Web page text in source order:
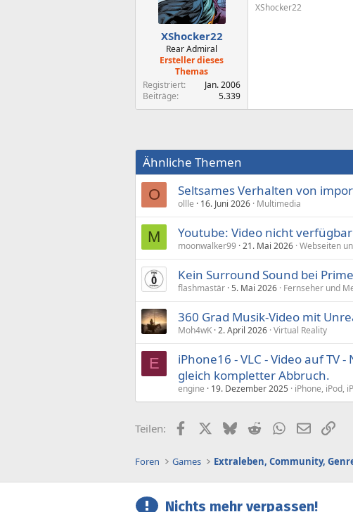
XShocker22
Rear Admiral
Ersteller dieses
Themas
Registriert
Jan. 2006
Beiträge
5.339
XShocker22
Ähnliche Themen
O Seltsames Verhalten von
ollle 16. Juni 2026 Multimedia
M Youtube: Video nicht verfügbar
moonwalker99 21. Mai 2026 Webseiten
Kein Surround Sound bei
flashmastär 5. Mai 2026 Fernseher und
360 Grad Musik-Video mit
Moh4wK 2. April 2026 Virtual Reality
E
iPhone16 - VLC - Video auf TV
gleich kompletter Abbruch.
engine 19. Dezember 2025 iPhone, iPod,
Teilen: FacebookX (Twitter)
BlueskyRedditWhatsApp
E-MailLink
Foren Games Extraleben, Community,
Nichts mehr verpassen!